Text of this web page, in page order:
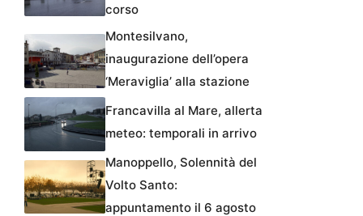
corso
Montesilvano,
inaugurazione dell’opera
‘Meraviglia’ alla stazione
Francavilla al Mare, allerta
meteo: temporali in arrivo
Manoppello, Solennità del
Volto Santo:
appuntamento il 6 agosto